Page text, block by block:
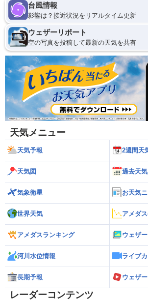
台風情報
影響は？接近状況をリアルタイム更新
ウェザーリポート
空の写真を投稿して最新の天気を共有
天気メニュー
天気予報 2週間天
天気図 過去天気
気象衛星 お天気
世界天気 アメダ
アメダスランキング ウェザ
河川水位情報 ライブ
長期予報 ウェザ
レーダーコンテンツ